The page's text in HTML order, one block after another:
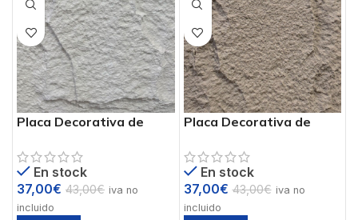
Placa Decorativa de
Ref. PUB-2
En stock
37,00€ 43,00€ iva no
incluido
Placa Decorativa de
Ref. PUB-3
En stock
37,00€ 43,00€ iva no
incluido